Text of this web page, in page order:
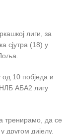
лиги, за
сјутра (18) у
од 10 побједа и
АБА2 лигу
тренирамо, да се
другом дијелу.